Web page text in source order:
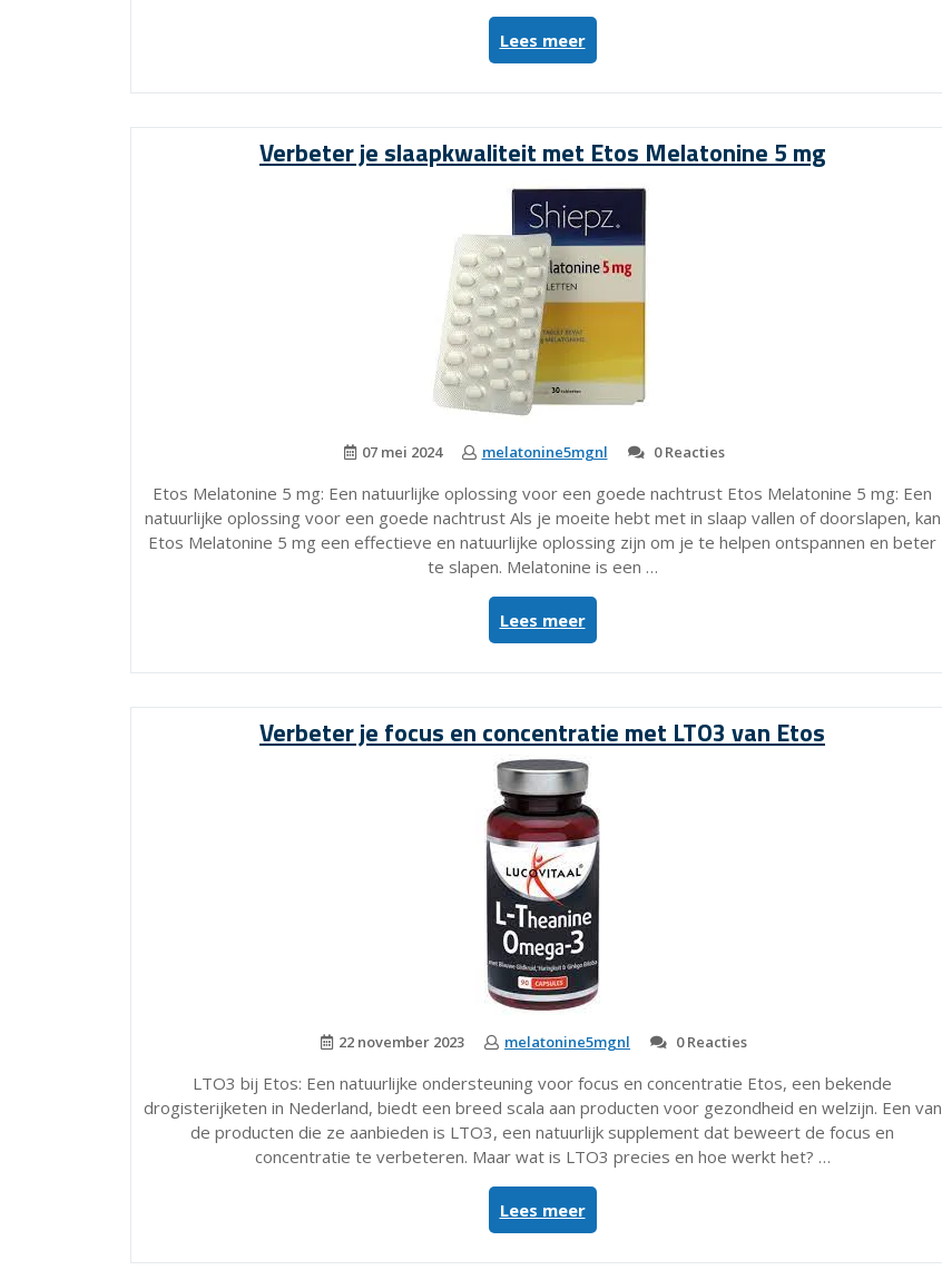
Lees meer“Melatonine
5
mg
Natuurlijke
ondersteuning
voor
een
goede
nachtrust”
Verbeter je slaapkwaliteit met Etos Melatonine 5 mg
07 mei 2024 melatonine5mgnl 0 Reacties
Etos Melatonine 5 mg: Een natuurlijke oplossing voor een goede nachtrust Etos Melatonine 5 mg: Een
natuurlijke oplossing voor een goede nachtrust Als je moeite hebt met in slaap vallen of doorslapen, kan
Etos Melatonine 5 mg een effectieve en natuurlijke oplossing zijn om je te helpen ontspannen en beter
te slapen. Melatonine is een …
Lees meer“Verbeter
je
slaapkwaliteit
Melatonine
5
mg”
Verbeter je focus en concentratie met LTO3 van Etos
22 november 2023 melatonine5mgnl 0 Reacties
LTO3 bij Etos: Een natuurlijke ondersteuning voor focus en concentratie Etos, een bekende
drogisterijketen in Nederland, biedt een breed scala aan producten voor gezondheid en welzijn. Een van
de producten die ze aanbieden is LTO3, een natuurlijk supplement dat beweert de focus en
concentratie te verbeteren. Maar wat is LTO3 precies en hoe werkt het? …
Lees meer“Verbeter
je
focus